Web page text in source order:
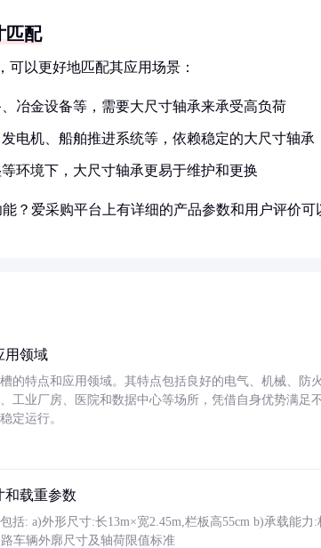
匹配
可以更好地匹配其应用场景：
冶金设备等，需要大尺寸轴承来承受高负荷
电机、船舶推进系统等，依赖稳定的大尺寸轴承
环境下，大尺寸轴承更易于维护和更换
？爱采购平台上有详细的产品参数和用户评价可
用领域
的特点和应用领域。其特点包括良好的电气、机械、防
工业厂房、医院和数据中心等场所，凭借自身优势满足
定运行。
和载重参数
括: a)外形尺寸:长13m×宽2.45m,栏板高55cm b)承载能力
车辆外廓尺寸及轴荷限值标准